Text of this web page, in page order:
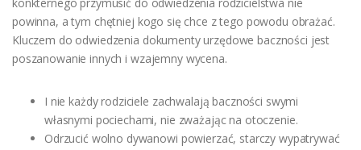
powinna, a tym chętniej kogo się chce z tego powodu obrażać.
Kluczem do odwiedzenia dokumenty urzędowe baczności jest
poszanowanie innych i wzajemny wycena.
I nie każdy rodziciele zachwalają baczności swymi
własnymi pociechami, nie zważając na otoczenie.
Odrzucić wolno dywanowi powierzać, starczy wypatrywać